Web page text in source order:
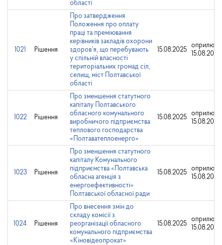
області
1021 Рішення
Про затвердження
Положення про оплату
праці та преміювання
керівників закладів охорони
здоров’я, що перебувають
у спільній власності
територіальних громад сіл,
селищ, міст Полтавської
області
15.08.2025
15.08.2025
1022 Рішення
Про зменшення статутного
капіталу Полтавського
обласного комунального
виробничого підприємства
теплового господарства
«Полтаватеплоенерго»
15.08.2025
15.08.2025
1023 Рішення
Про зменшення статутного
капіталу Комунального
підприємства «Полтавська
обласна агенція з
енергоефективності»
Полтавської обласної ради
15.08.2025
15.08.2025
1024 Рішення
Про внесення змін до
складу комісії з
реорганізації обласного
комунального підприємства
«Кіновідеопрокат»
15.08.2025
15.08.2025